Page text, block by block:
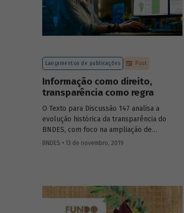
Lançamentos de publicações Post
Informação como direito,
transparência como regra
O Texto para Discussão 147 analisa a
evolução histórica da transparência do
BNDES, com foco na ampliação de
informações sobre as operações da
aprovação da Lei de Acesso à Informação
(LAI) e da crescente demanda dos órgãos
BNDES • 13 de novembro, 2019